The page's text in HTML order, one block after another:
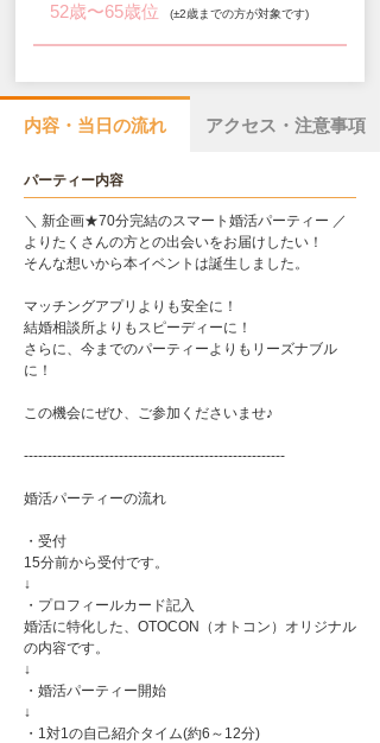
52歳〜65歳位 (±2歳までの方が対象です)
内容・当日の流れ アクセス・注意事項
パーティー内容
＼ 新企画★70分完結のスマート婚活パーティー ／
よりたくさんの方との出会いをお届けしたい！
そんな想いから本イベントは誕生しました。
マッチングアプリよりも安全に！
結婚相談所よりもスピーディーに！
さらに、今までのパーティーよりもリーズナブル
に！
この機会にぜひ、ご参加くださいませ♪
-------------------------------------------------------
婚活パーティーの流れ
・受付
15分前から受付です。
↓
・プロフィールカード記入
婚活に特化した、OTOCON（オトコン）オリジナル
の内容です。
↓
・婚活パーティー開始
↓
・1対1の自己紹介タイム(約6～12分)